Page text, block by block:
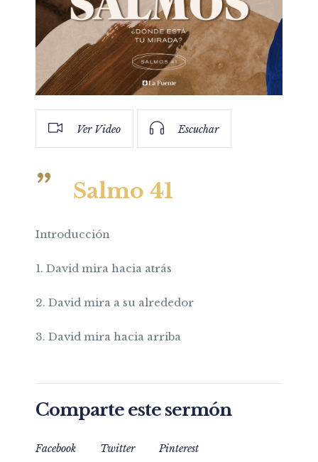
Ver Video Escuchar
Salmo 41
Introducción
1. David mira hacia atrás
2. David mira a su alrededor
3. David mira hacia arriba
Comparte este sermón
Facebook Twitter Pinterest